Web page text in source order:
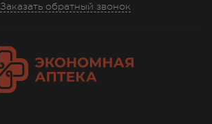
Заказать обратный звонок